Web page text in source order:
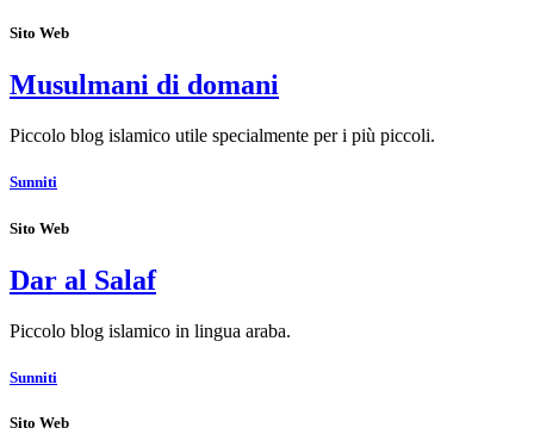
Sito Web
Musulmani di domani
Piccolo blog islamico utile specialmente per i più piccoli.
Sunniti
Sito Web
Dar al Salaf
Piccolo blog islamico in lingua araba.
Sunniti
Sito Web